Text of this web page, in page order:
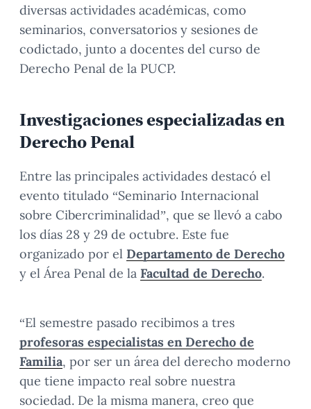
diversas actividades académicas, como
seminarios, conversatorios y sesiones de
codictado, junto a docentes del curso de
Derecho Penal de la PUCP.
Investigaciones especializadas en
Derecho Penal
Entre las principales actividades destacó el
evento titulado “Seminario Internacional
sobre Cibercriminalidad”, que se llevó a cabo
los días 28 y 29 de octubre. Este fue
organizado por el Departamento de Derecho
y el Área Penal de la Facultad de Derecho.
“El semestre pasado recibimos a tres
profesoras especialistas en Derecho de
Familia, por ser un área del derecho moderno
que tiene impacto real sobre nuestra
sociedad. De la misma manera, creo que